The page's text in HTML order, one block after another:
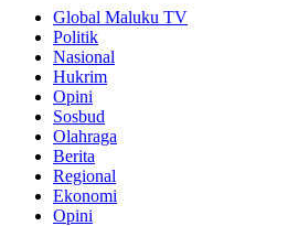
Global Maluku TV
Politik
Nasional
Hukrim
Opini
Sosbud
Olahraga
Berita
Regional
Ekonomi
Opini